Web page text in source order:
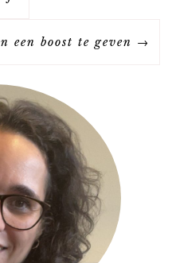
een boost te geven